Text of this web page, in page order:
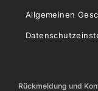
Allgemeinen
Rückmeldung und